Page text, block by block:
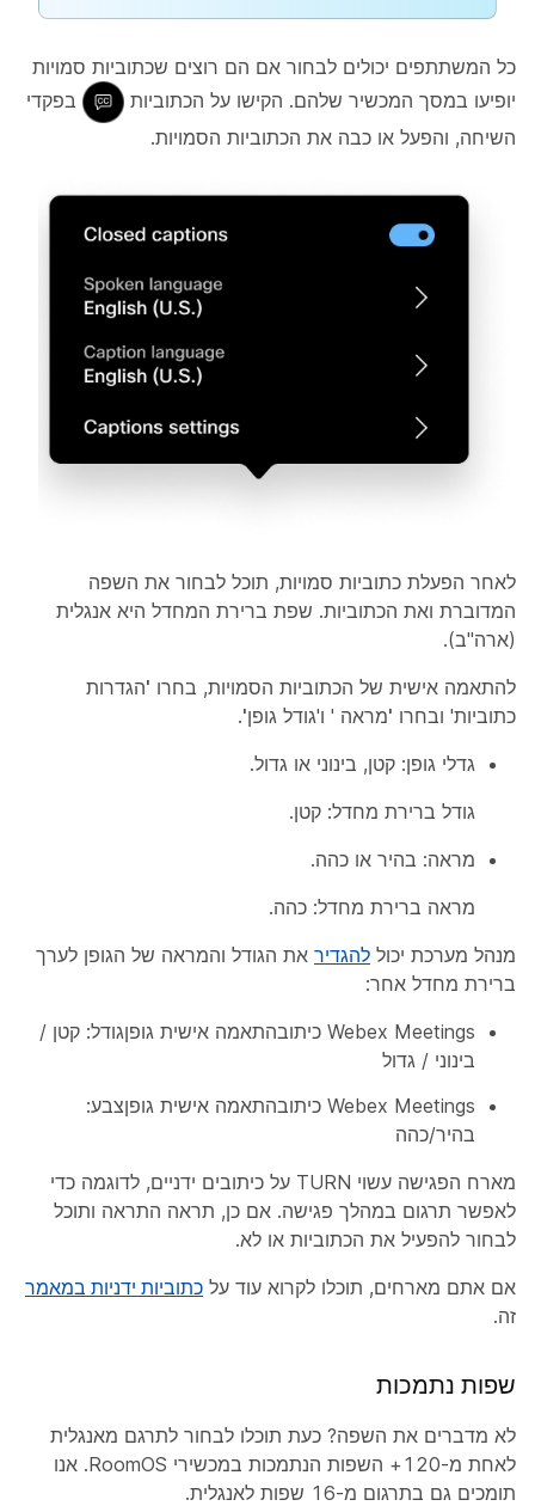
כל המשתתפים יכולים לבחור אם הם רוצים שכתוביות סמויות
יופיעו במסך המכשיר שלהם. הקישו על הכתוביות
בפקדי
השיחה, והפעל או כבה את הכתוביות הסמויות.
לאחר הפעלת כתוביות סמויות, תוכל לבחור את השפה
המדוברת ואת הכתוביות. שפת ברירת המחדל היא אנגלית
(ארה"ב).
להתאמה אישית של הכתוביות הסמויות, בחרו 'הגדרות
כתוביות' ובחרו 'מראה ' ו'גודל גופן'.
גדלי גופן: קטן, בינוני או גדול.
גודל ברירת מחדל: קטן.
מראה: בהיר או כהה.
מראה ברירת מחדל: כהה.
מנהל מערכת יכול להגדיר את הגודל והמראה של הגופן לערך
ברירת מחדל אחר:
Webex Meetings כיתובהתאמה אישית גופןגודל: קטן /
בינוני / גדול
Webex Meetings כיתובהתאמה אישית גופןצבע:
בהיר/כהה
מארח הפגישה עשוי TURN על כיתובים ידניים, לדוגמה כדי
לאפשר תרגום במהלך פגישה. אם כן, תראה התראה ותוכל
לבחור להפעיל את הכתוביות או לא.
אם אתם מארחים, תוכלו לקרוא עוד על כתוביות ידניות במאמר
זה.
שפות נתמכות
לא מדברים את השפה? כעת תוכלו לבחור לתרגם מאנגלית
לאחת מ-120+ השפות הנתמכות במכשירי RoomOS. אנו
תומכים גם בתרגום מ-16 שפות לאנגלית.